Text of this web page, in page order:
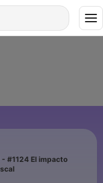
#1124 El impacto